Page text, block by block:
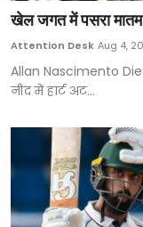
खेल जगत में पसरा
Attention Desk Aug 4,
Allan Nascimento
नींद में हार्ट अट...